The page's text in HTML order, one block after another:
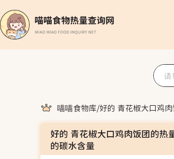
喵喵食物库/好的 青花椒大口鸡
好的 青花椒大口鸡肉饭团的热
的碳水含量